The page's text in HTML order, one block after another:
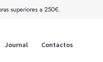
superiores a 250€.
Journal Contactos